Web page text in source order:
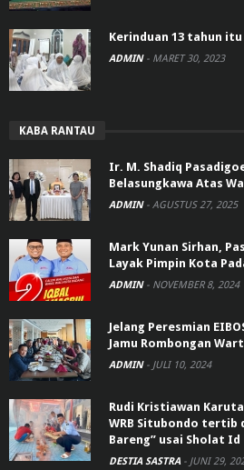
Kerinduan 13 tahun
ADMIN - MARET 30, 2023
KABA RANTAU
Ir. M. Shadiq
Belasungkawa Atas
ADMIN - AGUSTUS 27, 2025
Mark Yunan Sirhan,
Layak Pimpin Kota
ADMIN - NOVEMBER 8, 2024
Jelang Peresmian
Jamu Rombongan
ADMIN - JULI 10, 2024
Rudi Kristiawan
WRB Situbondo tertib
Bareng” usai Sholat Id
DESTIA SASTRA - JUNI 29,